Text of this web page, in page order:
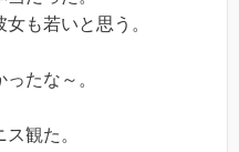
も若いと思う。
たな～。
観た。